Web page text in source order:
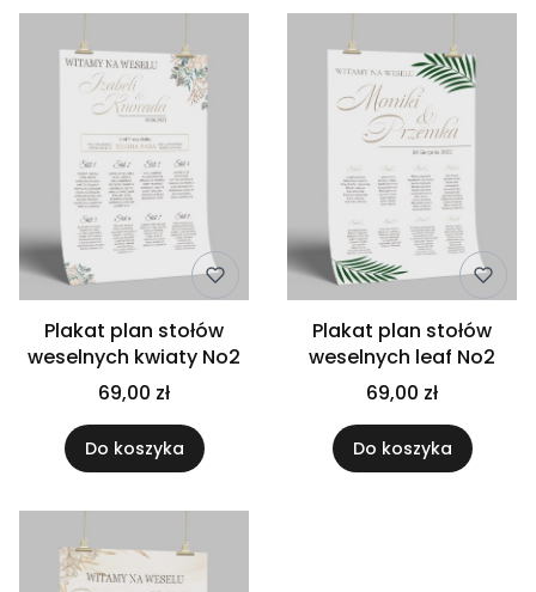
Plakat plan stołów
weselnych kwiaty No2
69,00 zł
Do koszyka
Plakat plan stołów
weselnych leaf No2
69,00 zł
Do koszyka